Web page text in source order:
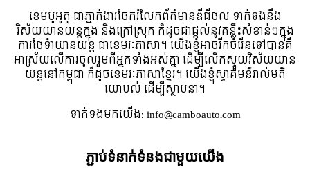
ខេមបូអូតូ ជាភ្នាក់ងារចែករំលែកព័ត៍មានឌីជីថល ទាក់ទងនឹង
វិស័យយានយន្តក្នុង និងក្រៅស្រុក ក៏ដូចជាផ្តល់នូវគន្លឹះសំខាន់ៗក្នុង
ការថែទំាយានយន្ត ជាខេមរៈភាសា។ យើងខ្ញុំអាចរីកចំរើនទៅបានគឺ
អាស្រ័យលើការចូលរួមពីអ្នកទាំងអស់គ្នា ដើម្បីលើកស្ទួយវិស័យយាន
យន្តនៅកម្ពុជា ក៏ដូចខេមរៈភាសាខ្មែរ។ យើងខ្ញុំស្វាគមន៌រាល់មតិ
យោបល់ ដើម្បីស្ថាបនា។
ទាក់ទង​មក​យើង:info@camboauto.com
ភ្ជាប់ទំនាក់ទំនងជាមួយយើង